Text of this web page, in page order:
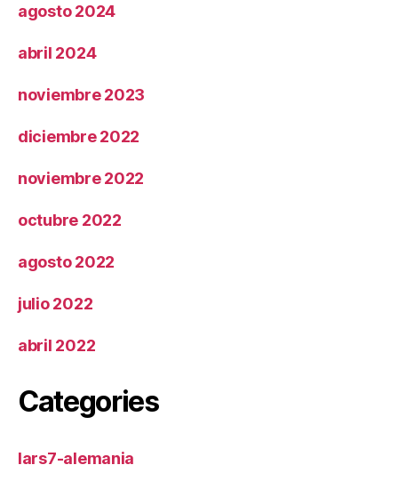
agosto 2024
abril 2024
noviembre 2023
diciembre 2022
noviembre 2022
octubre 2022
agosto 2022
julio 2022
abril 2022
Categories
lars7-alemania